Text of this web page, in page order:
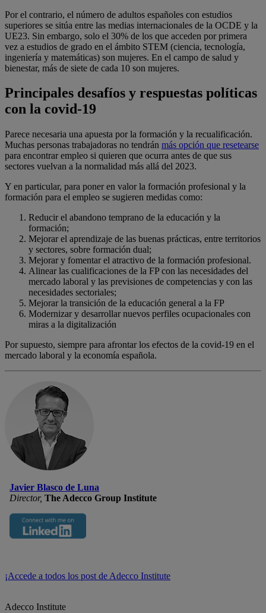
Por el contrario, el número de adultos españoles con estudios
superiores se sitúa entre las medias internacionales de la OCDE y la
UE23. Sin embargo, solo el 30% de los que acceden por primera
vez a estudios de grado en el ámbito STEM (ciencia, tecnología,
ingeniería y matemáticas) son mujeres. En el campo de salud y
bienestar, más de siete de cada 10 son mujeres.
Principales desafíos y respuestas políticas
con la covid-19
Parece necesaria una apuesta por la formación y la recualificación.
Muchas personas trabajadoras no tendrán más opción que resetearse
para encontrar empleo si quieren que ocurra antes de que sus
sectores vuelvan a la normalidad más allá del 2023.
Y en particular, para poner en valor la formación profesional y la
formación para el empleo se sugieren medidas como:
Reducir el abandono temprano de la educación y la
formación;
Mejorar el aprendizaje de las buenas prácticas, entre territorios
y sectores, sobre formación dual;
Mejorar y fomentar el atractivo de la formación profesional.
Alinear las cualificaciones de la FP con las necesidades del
mercado laboral y las previsiones de competencias y con las
necesidades sectoriales;
Mejorar la transición de la educación general a la FP
Modernizar y desarrollar nuevos perfiles ocupacionales con
miras a la digitalización
Por supuesto, siempre para afrontar los efectos de la covid-19 en el
mercado laboral y la economía española.
Javier Blasco de Luna
Director, The Adecco Group Institute
¡Accede a todos los post de Adecco Institute
Adecco Institute